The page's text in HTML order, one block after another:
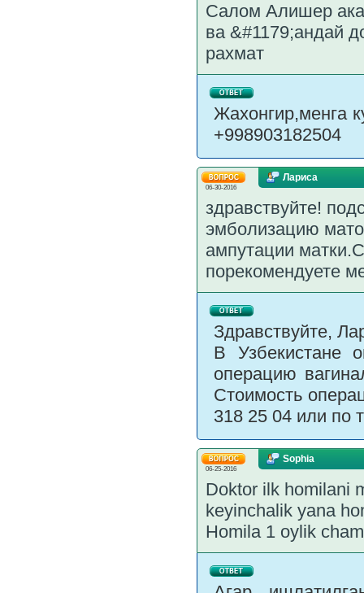
Салом Алишер
ва &#1179;андай
рахмат
Жахонгир,менга
+998903182504
06-30-2016
Лариса
здравствуйте!
эмболизацию
ампутации
порекомендуете
Здравствуйте,
В Узбекистане
операцию
Стоимость
318 25 04 или по
06-25-2016
Sophia
Doktor ilk homilani
keyinchalik yana
Homila 1 oylik